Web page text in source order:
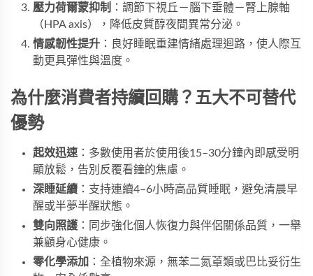
壓力荷爾蒙抑制
：調節下視丘－腦下垂體－腎上腺軸
（HPA axis），降低皮質醇夜間異常分泌。
情感韌性提升 ：良好睡眠重建情緒處理迴路，使人際互
動更具彈性與溫度。
為什麼消費者持續回購？五大不可替代
優勢
起效迅速 ：多數使用者於使用後15–30分鐘內即感受明
顯放鬆，告別反覆看鐘的焦慮。
深睡延續 ：支持連續4–6小時高品質睡眠，避免清晨早
醒或半夢半醒狀態。
雙向照護 ：同步強化個人恢復力與伴侶關係品質，一舉
兼顧身心健康。
零化學添加 ：全植物來源，無苯二氮䓬類或巴比妥衍生